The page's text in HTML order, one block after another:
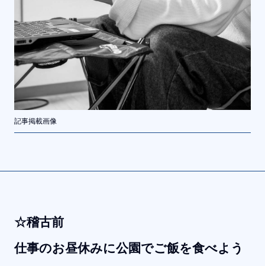
記事掲載画像
☆稽古前
仕事のお昼休みに公園でご飯を食べよう